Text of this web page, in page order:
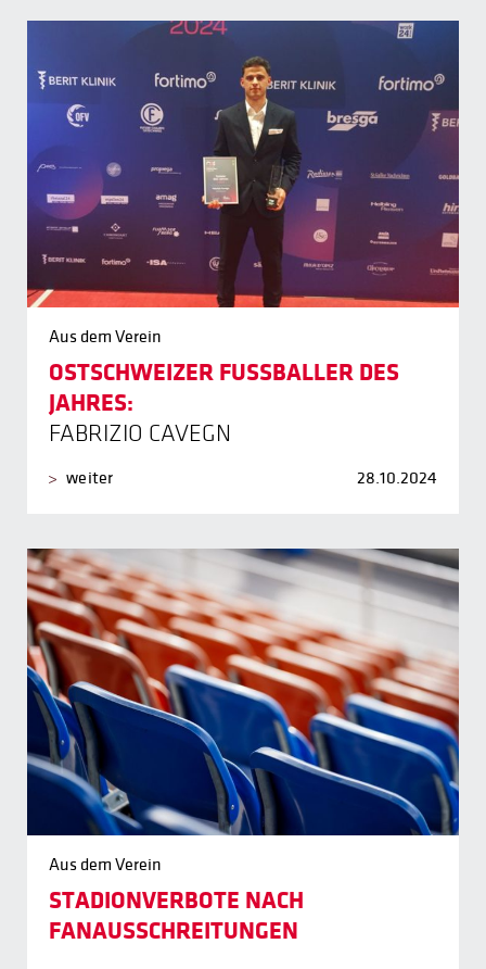
Aus dem Verein
OSTSCHWEIZER FUSSBALLER DES
JAHRES:
FABRIZIO CAVEGN
weiter 28.10.2024
Aus dem Verein
STADIONVERBOTE NACH
FANAUSSCHREITUNGEN